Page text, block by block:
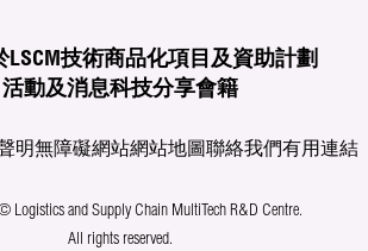
LSCM技術商品化項目及資助計劃
活動及消息科技分享會籍
明無障礙網站網站地圖聯絡我們有用連結
Logistics and Supply Chain MultiTech R&D Centre.
All rights reserved.